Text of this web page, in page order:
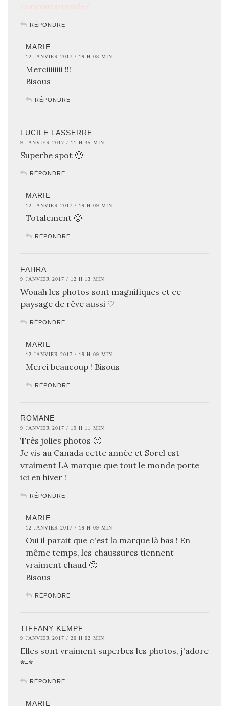
concours-inside/
RÉPONDRE
MARIE
12 JANVIER 2017 / 19 H 08 MIN
Merciiiiiiii !!!
Bisous
RÉPONDRE
LUCILE LASSERRE
9 JANVIER 2017 / 11 H 35 MIN
Superbe spot 🙂
RÉPONDRE
MARIE
12 JANVIER 2017 / 19 H 09 MIN
Totalement 🙂
RÉPONDRE
FAHRA
9 JANVIER 2017 / 12 H 13 MIN
Wouah les photos sont magnifiques et ce
paysage de rêve aussi ♡
RÉPONDRE
MARIE
12 JANVIER 2017 / 19 H 09 MIN
Merci beaucoup ! Bisous
RÉPONDRE
ROMANE
9 JANVIER 2017 / 19 H 11 MIN
Très jolies photos 🙂
Je vis au Canada cette année et Sorel est
vraiment LA marque que tout le monde porte
ici en hiver !
RÉPONDRE
MARIE
12 JANVIER 2017 / 19 H 09 MIN
Oui il parait que c'est la marque là bas ! En
même temps, les chaussures tiennent
vraiment chaud 🙂
Bisous
RÉPONDRE
TIFFANY KEMPF
9 JANVIER 2017 / 20 H 02 MIN
Elles sont vraiment superbes les photos, j'adore
*-*
RÉPONDRE
MARIE